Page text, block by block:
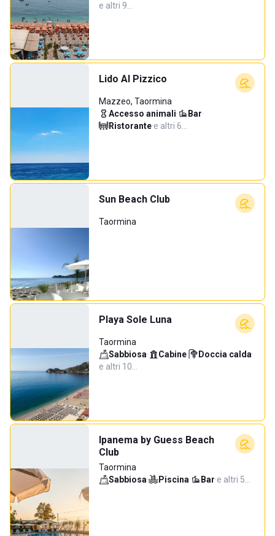
e altri 9…
Lido Al Pizzico
Mazzeo, Taormina
Accesso animali· Bar·
Ristorante·e altri 6…
Sun Beach Club
Taormina
Playa Sole Luna
Taormina
Sabbiosa· Cabine· Doccia calda·
e altri 10…
Ipanema by Guess Beach
Club
Taormina
Sabbiosa· Piscina· Bar·e altri 5…